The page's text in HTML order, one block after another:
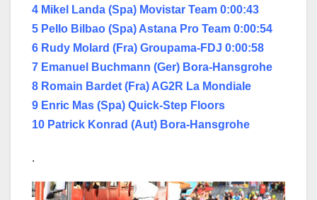
4 Mikel Landa (Spa) Movistar Team 0:00:43
5 Pello Bilbao (Spa) Astana Pro Team 0:00:54
6 Rudy Molard (Fra) Groupama-FDJ 0:00:58
7 Emanuel Buchmann (Ger) Bora-Hansgrohe
8 Romain Bardet (Fra) AG2R La Mondiale
9 Enric Mas (Spa) Quick-Step Floors
10 Patrick Konrad (Aut) Bora-Hansgrohe
.